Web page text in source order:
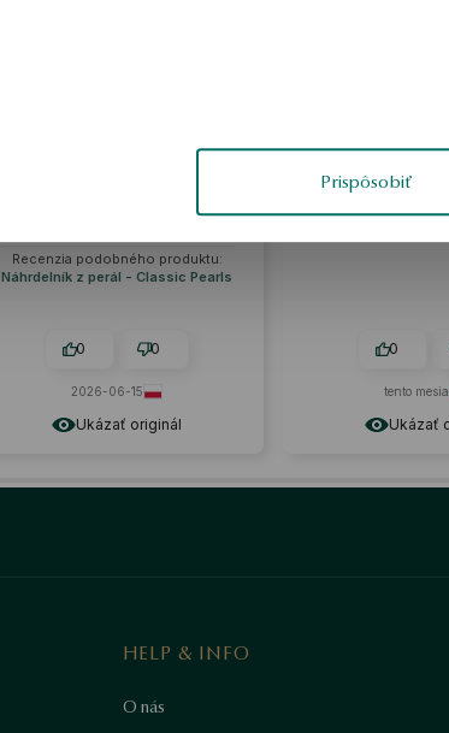
Prispôsobiť
Ukázať originál
príležitosť. Rýchle doručenie a
Recenzia podobného produktu:
Náhrdelník z perál - Classic Pearls
0 0
2026-06-15
Ukázať
Náušnice sú
to vrátil bez
0
tento
HELP & INFO
O nás